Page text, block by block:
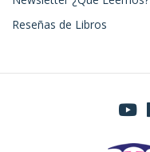
Reseñas de Libros